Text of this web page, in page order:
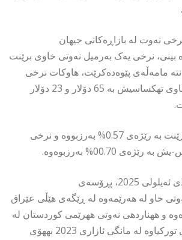
نەوت لە بازاڕەکانی جیهان
بینى، نرخى یەک بەرمیل نەوتى خاوى برێنت
دۆلار و 81 سەنتە مامەڵەی پێوەدەکرێت، هاوکات نرخی
یەک بهرمیل نهوتی خاوی تهكساسیش بە 65 دۆلار و 23 دۆلار
نرخى نەوتى خاوى برێنت بە رێژەى 0.57% بەرزبووە و نرخى
00.70% بەرزبوەوە.
ئەمە لەکاتێکدایە، 27ى ئەیلولی 2025، پڕۆسەی
خاو لە هەرێمەوە لە ڕێگەی هێڵی عێراق
و ههناردهی نەوتى ههرێمی كوردستان له
ڕێگهی بۆری جهیهانی توركیاوه له مانگی ئازاری 2023 بههۆی